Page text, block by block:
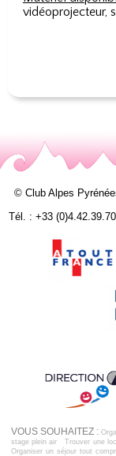
vidéoprojecteur,
© Club Alpes
Tél. : +33
VOUS SOUHAITEZ :
stage plein air
Trouver une
Organiser un séjour tout